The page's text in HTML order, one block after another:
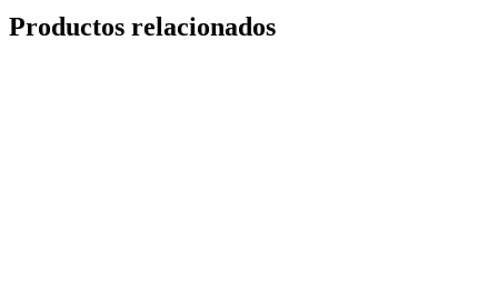
Productos relacionados